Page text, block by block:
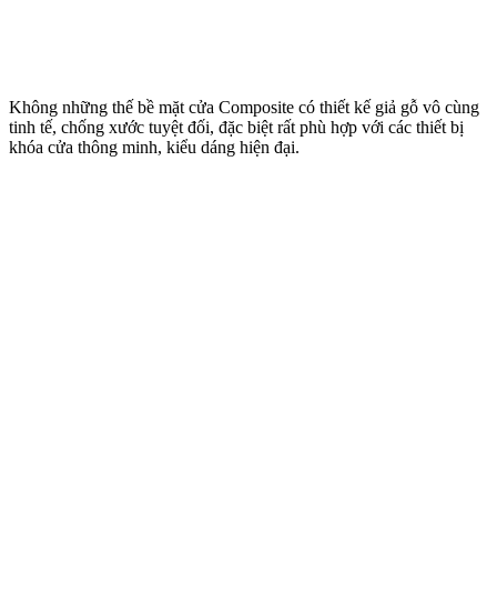
Không những thế bề mặt cửa Composite có thiết kế giả gỗ vô cùng
tinh tế, chống xước tuyệt đối, đặc biệt rất phù hợp với các thiết bị
khóa cửa thông minh, kiểu dáng hiện đại.